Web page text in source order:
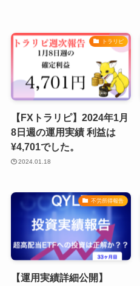
トラリピ
【FXトラリピ】2024年1月
8日週の運用実績 利益は
¥4,701でした。
2024.01.18
不労所得報告
【運用実績詳細公開】